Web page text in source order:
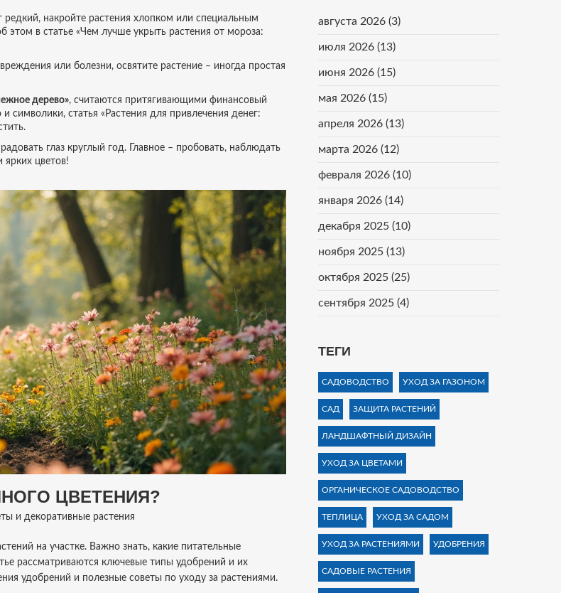
накройте растения хлопком или специальным
в статье «Чем лучше укрыть растения от мороза:
или болезни, освятите растение – иногда простая
дерево», считаются притягивающими финансовый
статья «Растения для привлечения денег:
глаз круглый год. Главное – пробовать, наблюдать
ярких цветов!
ЦВЕТЕНИЯ?
и декоративные растения
на участке. Важно знать, какие питательные
рассматриваются ключевые типы удобрений и их
удобрений и полезные советы по уходу за растениями.
августа 2026 (3)
июля 2026 (13)
июня 2026 (15)
мая 2026 (15)
апреля 2026 (13)
марта 2026 (12)
февраля 2026 (10)
января 2026 (14)
декабря 2025 (10)
ноября 2025 (13)
октября 2025 (25)
сентября 2025 (4)
ТЕГИ
САДОВОДСТВО УХОД ЗА ГАЗОНОМ
САД ЗАЩИТА РАСТЕНИЙ
ЛАНДШАФТНЫЙ ДИЗАЙН
УХОД ЗА ЦВЕТАМИ
ОРГАНИЧЕСКОЕ САДОВОДСТВО
ТЕПЛИЦА УХОД ЗА САДОМ
УХОД ЗА РАСТЕНИЯМИ УДОБРЕНИЯ
САДОВЫЕ РАСТЕНИЯ